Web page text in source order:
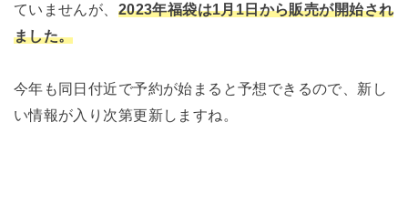
ていませんが、 2023年福袋は1月1日から販売が開始され
ました。
今年も同日付近で予約が始まると予想できるので、新し
い情報が入り次第更新しますね。